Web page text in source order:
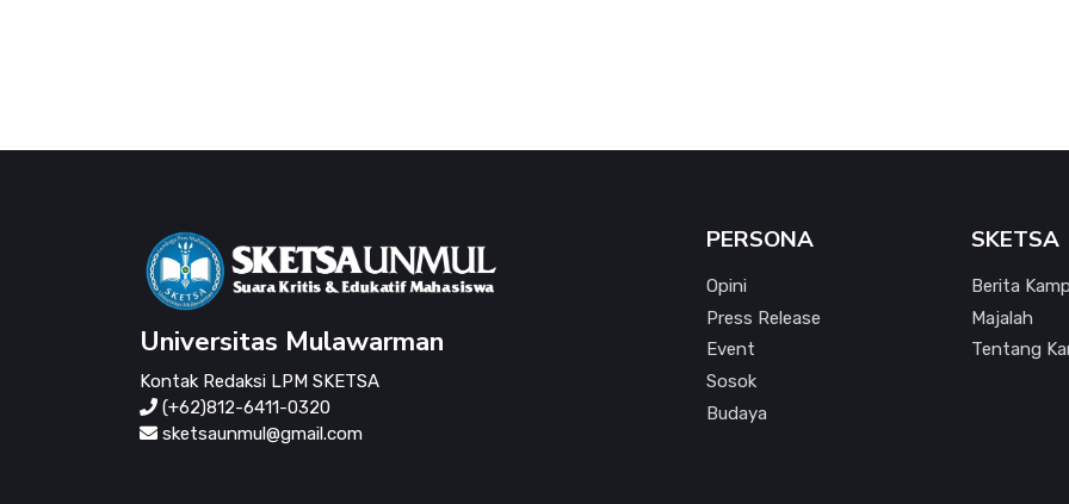
Universitas Mulawarman
Kontak Redaksi LPM SKETSA
(+62)812-6411-0320
sketsaunmul@gmail.com
PERSONA
Opini
Press Release
Event
Sosok
Budaya
SKETSA
Berita
Majalah
Tentang